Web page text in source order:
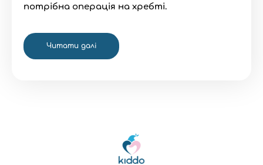
потрібна операція на хребті.
Читати далі